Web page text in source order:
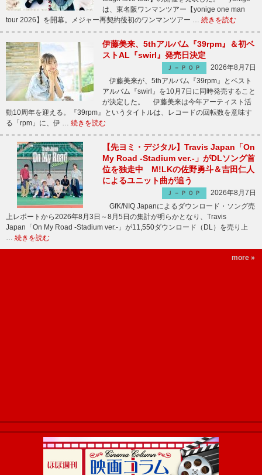
は、東名阪ワンマンツアー【yonige one man
tour 2026】を開幕。メジャー再契約後初のワンマンツアー … 続きを読む
伊藤美来、5thアルバム『39rpm』＆初ベ
ストAL『swirl』発売日決定
Ｊ－ＰＯＰ
2026年8月7日
伊藤美来が、5thアルバム『39rpm』とベスト
アルバム『swirl』を10月7日に同時発売すること
が決定した。 伊藤美来は今年アーティスト活
動10周年を迎える。『39rpm』というタイトルは、レコードの回転数を意味す
る「rpm」に、伊 … 続きを読む
【先ヨミ・デジタル】Travis Japan「On
My Road -Stadium ver.-」がDLソング首
位を独走中 M!LKの佐野勇斗＆吉田仁人
によるユニット曲が追う
Ｊ－ＰＯＰ
2026年8月7日
GfK/NIQ Japanによるダウンロード・ソング売
上レポートから2026年8月3日～8月5日の集計が明らかとなり、Travis
Japan「On My Road -Stadium ver.-」が11,550ダウンロード（DL）を売り上
… 続きを読む
more »